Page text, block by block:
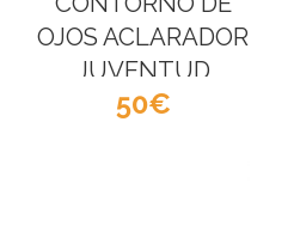
OJOS ACLARADOR
JUVENTUD
ESTHEDERM
50